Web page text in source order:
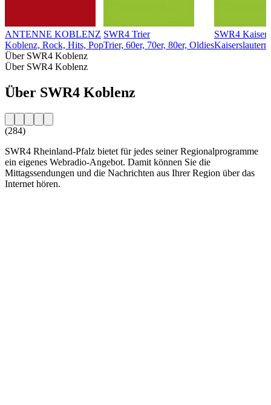
ANTENNE KOBLENZ
Koblenz, Rock, Hits, Pop
SWR4 Trier
Trier, 60er, 70er, 80er, Oldies
SWR4
Über SWR4 Koblenz
Über SWR4 Koblenz
Über SWR4 Koblenz
(284)
SWR4 Rheinland-Pfalz bietet für jedes seiner Regionalprogramme
ein eigenes Webradio-Angebot. Damit können Sie die
Mittagssendungen und die Nachrichten aus Ihrer Region über das
Internet hören.